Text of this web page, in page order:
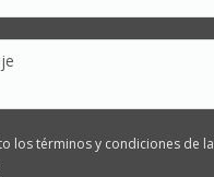
los términos y condiciones de la